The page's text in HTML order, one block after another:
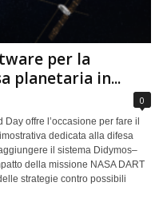
per la
planetaria in...
0
offre l’occasione per fare il
dedicata alla difesa
il sistema Didymos–
della missione NASA DART
strategie contro possibili